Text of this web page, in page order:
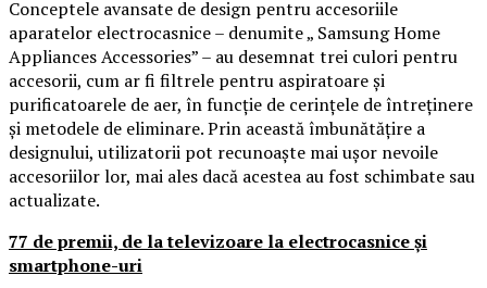
Conceptele avansate de design pentru accesoriile
aparatelor electrocasnice – denumite „ Samsung Home
Appliances Accessories” – au desemnat trei culori pentru
accesorii, cum ar fi filtrele pentru aspiratoare și
purificatoarele de aer, în funcție de cerințele de întreținere
și metodele de eliminare. Prin această îmbunătățire a
designului, utilizatorii pot recunoaște mai ușor nevoile
accesoriilor lor, mai ales dacă acestea au fost schimbate sau
actualizate.
77 de premii, de la televizoare la electrocasnice și
smartphone-uri